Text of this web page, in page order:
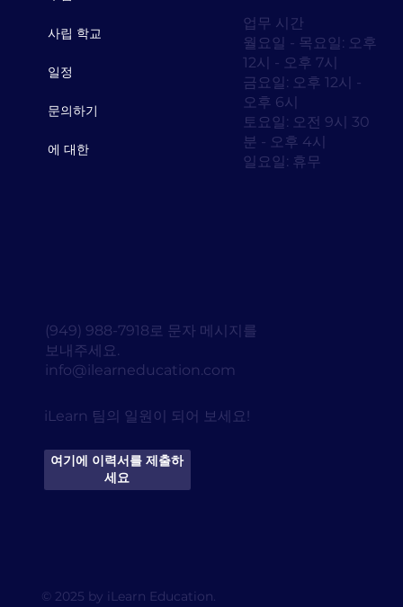
iLearn 팀의 일원이 되어 보세요!
여기에 이력서를 제출하
세요
© 2025 by iLearn Education.
사립 학교
일정
문의하기
에 대한
업무 시간
월요일 - 목요일: 오후
12시 - 오후 7시
금요일: 오후 12시 -
오후 6시
토요일: 오전 9시 30
분 - 오후 4시
일요일: 휴무
(949) 988-7918로 문자 메시지를
보내주세요.
info@ilearneducation.com